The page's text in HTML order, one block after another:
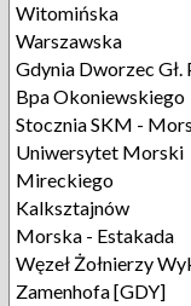
Witomińska
Warszawska
Gdynia Dworzec
Bpa Okoniewskiego
Stocznia SKM -
Uniwersytet Morski
Mireckiego
Kalksztajnów
Morska - Estakada
Węzeł Żołnierzy
Zamenhofa [GDY]